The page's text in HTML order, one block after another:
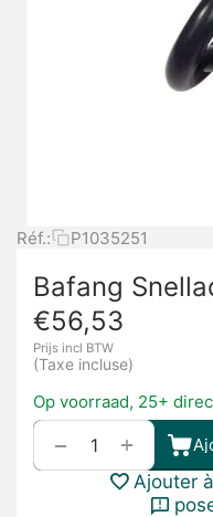
Réf.: P1035251
Bafang
€56,53
Prijs incl BTW
(Taxe incluse)
Op voorraad, 25+
+
−
Ajouter